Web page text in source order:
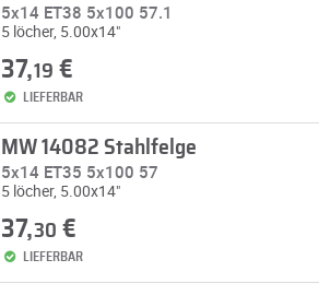
5x14 ET38 5x100 57.1
5 löcher, 5.00x14"
37,19 €
LIEFERBAR
MW 14082 Stahlfelge
5x14 ET35 5x100 57
5 löcher, 5.00x14"
37,30 €
LIEFERBAR